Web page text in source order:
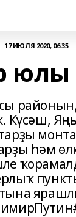
17 ИЮЛЯ 2020, 06:35
юлы
Күсәш,
һәм